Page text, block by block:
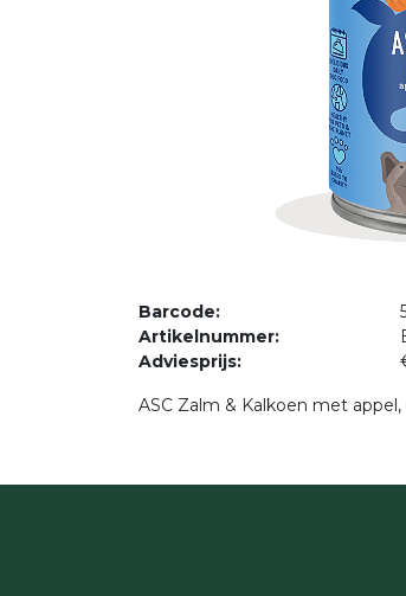
Barcode:
Artikelnummer:
Adviesprijs:
ASC Zalm & Kalkoen met